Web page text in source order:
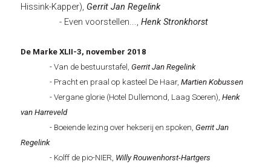
Hissink-Kapper), Gerrit Jan Regelink
- Even voorstellen...,Henk Stronkhorst
De Marke XLII-3, november 2018
- Van de bestuurstafel,Gerrit Jan Regelink
- Pracht en praal op kasteel De Haar,Martien Kobussen
- Vergane glorie (Hotel Dullemond, Laag Soeren),Henk
van Harreveld
- Boeiende lezing over hekserij en spoken,Gerrit Jan
Regelink
- Kolff de pio-NIER, Willy Rouwenhorst-Hartgers